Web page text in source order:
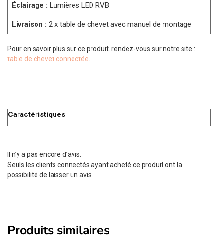
Éclairage : Lumières LED RVB
Livraison : 2 x table de chevet avec manuel de montage
Pour en savoir plus sur ce produit, rendez-vous sur notre site :
table de chevet connectée
Caractéristiques
Il n’y a pas encore d’avis.
Seuls les clients connectés ayant acheté ce produit ont la
possibilité de laisser un avis.
Produits similaires